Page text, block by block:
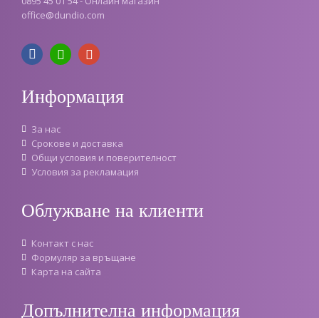
office@dundio.com
Информация
За нас
Срокове и доставка
Oбщи условия и поверителност
Условия за рекламация
Облужване на клиенти
Контакт с нас
Формуляр за връщане
Карта на сайта
Допълнителна информация